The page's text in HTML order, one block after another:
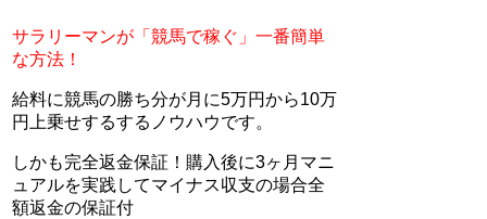
サラリーマンが「競馬で稼ぐ」一番簡単
な方法！
給料に競馬の勝ち分が月に5万円から10万
円上乗せするするノウハウです。
しかも完全返金保証！購入後に3ヶ月マニ
ュアルを実践してマイナス収支の場合全
額返金の保証付